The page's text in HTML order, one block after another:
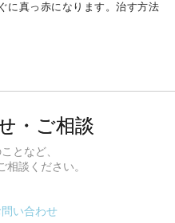
に真っ赤になります。治す方法
・ご相談
となど、
相談ください。
い合わせ